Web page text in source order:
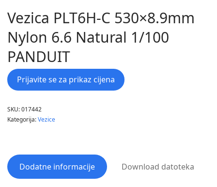
Vezica PLT6H-C 530×8.9mm
Nylon 6.6 Natural 1/100
PANDUIT
Prijavite se za prikaz cijena
SKU:017442
Kategorija:Vezice
Dodatne informacije Download datoteka